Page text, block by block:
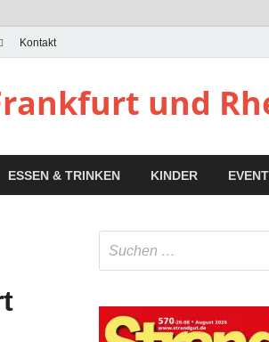
Kontakt
und
ESSEN & TRINKEN KINDER